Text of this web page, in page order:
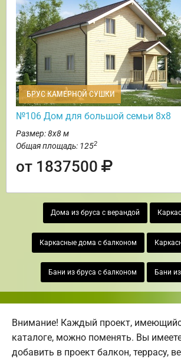
БРУС КАМЕРНОЙ СУШКИ
№106 Дом для большой семьи 8х8
Размер: 8х8 м
Общая площадь: 1252
от 1837500
Дома из бруса с верандой
Каркасные дома с балконом
Бани из бруса с балконом Бани
Внимание! Каждый проект,
каталоге, можно поменять. Вы
добавить в проект балкон, террасу,